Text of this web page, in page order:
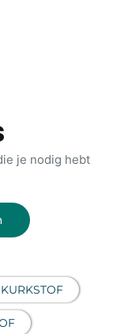
je nodig hebt